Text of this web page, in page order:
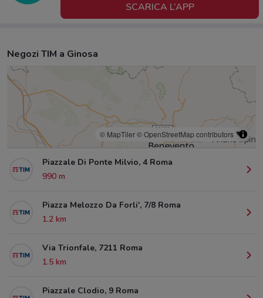
SCARICA L’APP
Negozi TIM a Ginosa
© MapTiler© OpenStreetMap contributors
Piazzale Di Ponte Milvio, 4 Roma
990 m
Piazza Melozzo Da Forli', 7/8 Roma
1.2 km
Via Trionfale, 7211 Roma
1.5 km
Piazzale Clodio, 9 Roma